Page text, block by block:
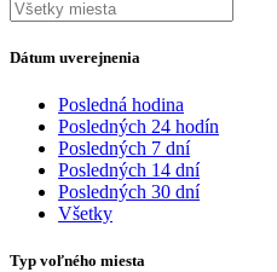
Dátum uverejnenia
Posledná hodina
Posledných 24 hodín
Posledných 7 dní
Posledných 14 dní
Posledných 30 dní
Všetky
Typ voľného miesta